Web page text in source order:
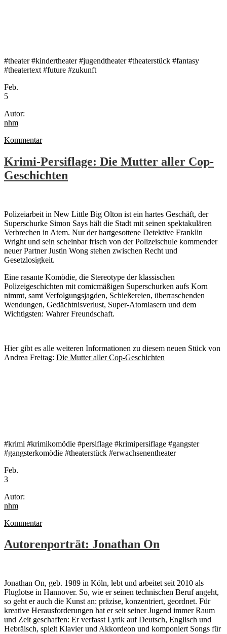
#theater #kindertheater #jugendtheater #theaterstück #fantasy
#theatertext #future #zukunft
Feb.
5
Autor:
nhm
Kommentar
Krimi-Persiflage: Die Mutter aller Cop-
Geschichten
Polizeiarbeit in New Little Big Olton ist ein hartes Geschäft, der
Superschurke Simon Says hält die Stadt mit seinen spektakulären
Verbrechen in Atem. Nur der hartgesottene Detektive Franklin
Wright und sein scheinbar frisch von der Polizeischule kommender
neuer Partner Justin Wong stehen zwischen Recht und
Gesetzlosigkeit.
Eine rasante Komödie, die Stereotype der klassischen
Polizeigeschichten mit comicmäßigen Superschurken aufs Korn
nimmt, samt Verfolgungsjagden, Schießereien, überraschenden
Wendungen, Gedächtnisverlust, Super-Atomlasern und dem
Wichtigsten: Wahrer Freundschaft.
Hier gibt es alle weiteren Informationen zu diesem neuen Stück von
Andrea Freitag: Die Mutter aller Cop-Geschichten
#krimi #krimikomödie #persiflage #krimipersiflage #gangster
#gangsterkomödie #theaterstück #erwachsenentheater
Feb.
3
Autor:
nhm
Kommentar
Autorenporträt: Jonathan On
Jonathan On, geb. 1989 in Köln, lebt und arbeitet seit 2010 als
Fluglotse in Hannover. So, wie er seinen technischen Beruf angeht,
so geht er auch die Kunst an: präzise, konzentriert, geordnet. Für
kreative Herausforderungen hat er seit seiner Jugend immer Raum
und Zeit geschaffen: Er verfasst Lyrik auf Deutsch, Englisch und
Hebräisch, spielt Klavier und Akkordeon und komponiert Songs für